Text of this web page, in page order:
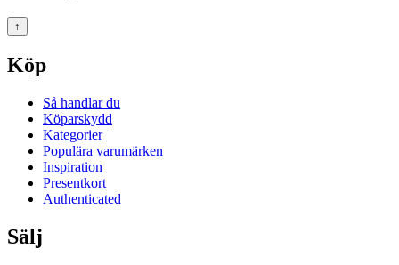
↑
Köp
Så handlar du
Köparskydd
Kategorier
Populära varumärken
Inspiration
Presentkort
Authenticated
Sälj